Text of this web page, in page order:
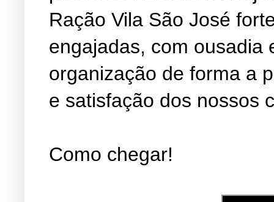
Ração Vila São José
engajadas, com ousadia
organização de forma a
e satisfação dos nossos
Como chegar!